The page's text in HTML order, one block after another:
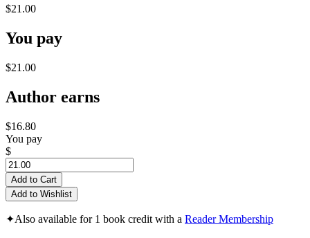
$21.00
You pay
$21.00
Author earns
$16.80
You pay
$
Add to Cart
Add to Wishlist
✦Also available for 1 book credit with a Reader Membership